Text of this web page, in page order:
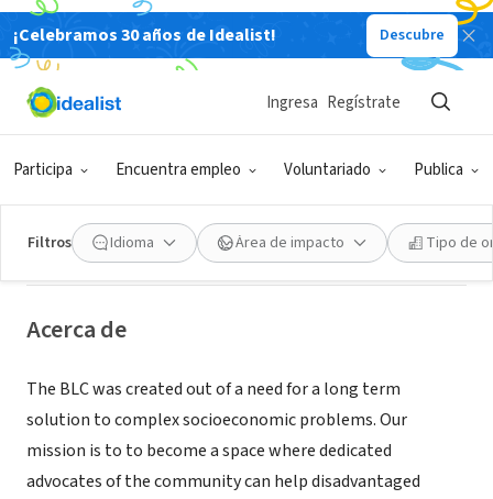
¡Celebramos 30 años de Idealist! Descubre
Participa Encuentra empleo Voluntariado Publica
Ingresa Regístrate
Filtros Idioma Área de impacto Tipo de
ORGANIZACIÓN SIN FIN DE LUCRO
Union Housing Development
Corporation dba Beckett Life
Center
Philadelphia, PA|www.beckettlifecenter.org
Acerca de
The BLC was created out of a need for a long term
solution to complex socioeconomic problems. Our
mission is to to become a space where dedicated
advocates of the community can help disadvantaged